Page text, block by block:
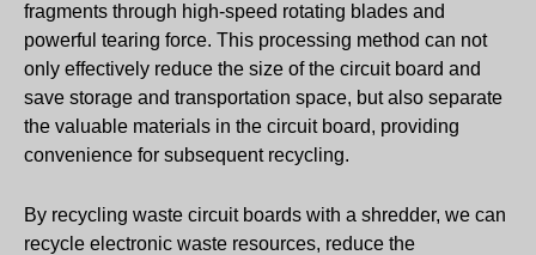
fragments through high-speed rotating blades and
powerful tearing force. This processing method can not
only effectively reduce the size of the circuit board and
save storage and transportation space, but also separate
the valuable materials in the circuit board, providing
convenience for subsequent recycling.
By recycling waste circuit boards with a shredder, we can
recycle electronic waste resources, reduce the